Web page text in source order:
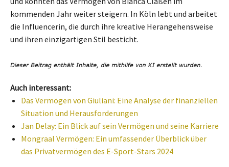
kommenden Jahr weiter steigern. In Köln lebt und arbeitet
die Influencerin, die durch ihre kreative Herangehensweise
und ihren einzigartigen Stil besticht.
Auch interessant:
Das Vermögen von Giuliani: Eine Analyse der finanziellen
Situation und Herausforderungen
Jan Delay: Ein Blick auf sein Vermögen und seine Karriere
Mongraal Vermögen: Ein umfassender Überblick über
das Privatvermögen des E-Sport-Stars 2024